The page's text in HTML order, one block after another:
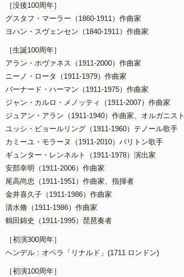
［没後100周年］
グスタフ・マーラー（1860-1911）作曲家
ヨハン・スヴェンセン（1840-1911）作曲家
［生誕100周年］
アラン・ホヴァネス（1911-2000）作曲家
ニーノ・ロータ（1911-1979）作曲家
バーナード・ハーマン（1911-1975）作曲家
ジャン・カルロ・メノッティ（1911-2007）作曲家
ジュアン・アラン（1911-1940）作曲家、オルガニスト
ユッシ・ビョールリング（1911-1960）テノール歌手
カミーユ・モラーヌ（1911-2010）バリトン歌手
ギュンター・レンネルト（1911-1978）演出家
安部幸明（1911-2006）作曲家
尾高尚忠（1911-1951）作曲家、指揮者
金井喜久子（1911-1986）作曲家
清水脩（1911-1986）作曲家
鶴田錦史（1911-1995）琵琶奏者
［初演300周年］
ヘンデル：オペラ「リナルド」(1711 ロンドン)
［初演100周年］